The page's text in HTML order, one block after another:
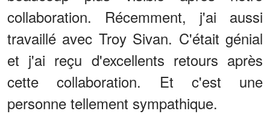
collaboration. Récemment, j'ai aussi
travaillé avec Troy Sivan. C'était génial
et j'ai reçu d'excellents retours après
cette collaboration. Et c'est une
personne tellement sympathique.